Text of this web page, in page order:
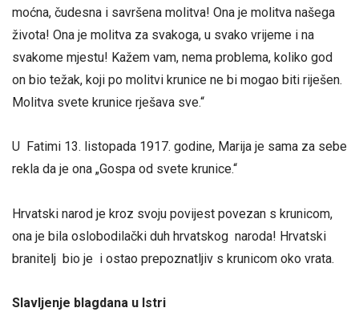
moćna, čudesna i savršena molitva! Ona je molitva našega
života! Ona je molitva za svakoga, u svako vrijeme i na
svakome mjestu! Kažem vam, nema problema, koliko god
on bio težak, koji po molitvi krunice ne bi mogao biti riješen.
Molitva svete krunice rješava sve.“
U Fatimi 13. listopada 1917. godine, Marija je sama za sebe
rekla da je ona „Gospa od svete krunice.“
Hrvatski narod je kroz svoju povijest povezan s krunicom,
ona je bila oslobodilački duh hrvatskog naroda! Hrvatski
branitelj bio je i ostao prepoznatljiv s krunicom oko vrata.
Slavljenje blagdana u Istri